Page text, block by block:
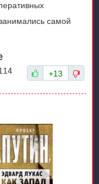
самой
+13